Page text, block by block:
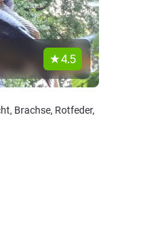
4.5
Brachse, Rotfeder,